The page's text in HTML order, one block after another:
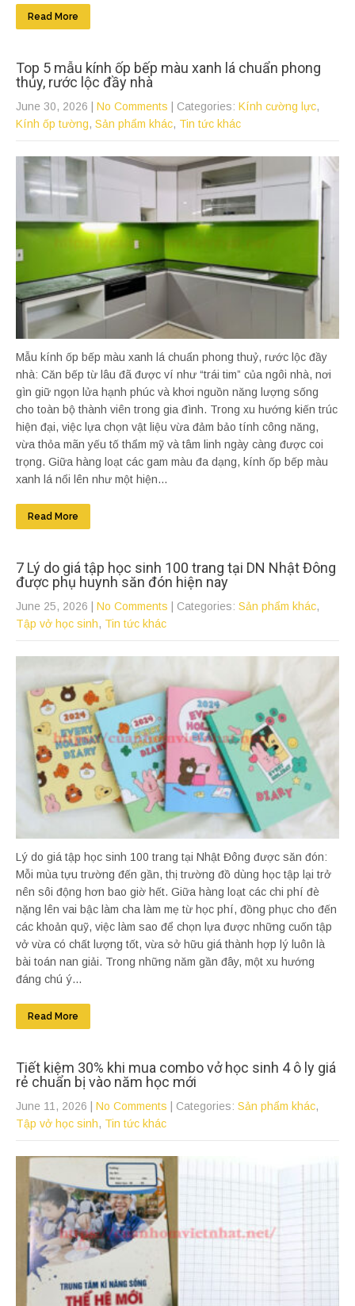
Read More
Top 5 mẫu kính ốp bếp màu xanh lá chuẩn phong
thủy, rước lộc đầy nhà
June 30, 2026 No Comments | Categories: Kính cường lực,
Kính ốp tường, Sản phẩm khác, Tin tức khác
Mẫu kính ốp bếp màu xanh lá chuẩn phong thuỷ, rước lộc đầy
nhà: Căn bếp từ lâu đã được ví như “trái tim” của ngôi nhà, nơi
gìn giữ ngọn lửa hạnh phúc và khơi nguồn năng lượng sống
cho toàn bộ thành viên trong gia đình. Trong xu hướng kiến trúc
hiện đại, việc lựa chọn vật liệu vừa đảm bảo tính công năng,
vừa thỏa mãn yếu tố thẩm mỹ và tâm linh ngày càng được coi
trọng. Giữa hàng loạt các gam màu đa dạng, kính ốp bếp màu
xanh lá nổi lên như một hiện...
Read More
7 Lý do giá tập học sinh 100 trang tại DN Nhật Đông
được phụ huynh săn đón hiện nay
June 25, 2026 No Comments | Categories: Sản phẩm khác,
Tập vở học sinh, Tin tức khác
Lý do giá tập học sinh 100 trang tại Nhật Đông được săn đón:
Mỗi mùa tựu trường đến gần, thị trường đồ dùng học tập lại trở
nên sôi động hơn bao giờ hết. Giữa hàng loạt các chi phí đè
nặng lên vai bậc làm cha làm mẹ từ học phí, đồng phục cho đến
các khoản quỹ, việc làm sao để chọn lựa được những cuốn tập
vở vừa có chất lượng tốt, vừa sở hữu giá thành hợp lý luôn là
bài toán nan giải. Trong những năm gần đây, một xu hướng
đáng chú ý...
Read More
Tiết kiệm 30% khi mua combo vở học sinh 4 ô ly giá
rẻ chuẩn bị vào năm học mới
June 11, 2026 No Comments | Categories: Sản phẩm khác,
Tập vở học sinh, Tin tức khác